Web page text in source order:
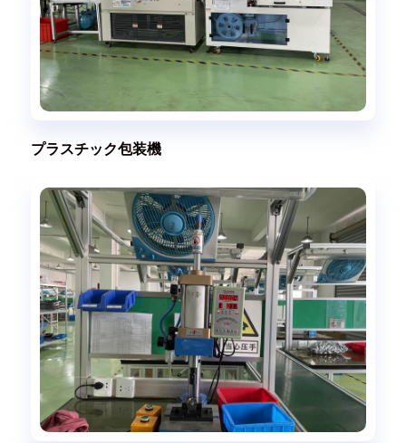
プラスチック包装機